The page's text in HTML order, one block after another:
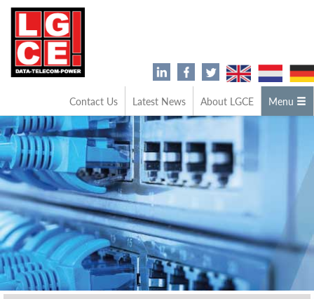
Contact Us Latest News About LGCE Menu